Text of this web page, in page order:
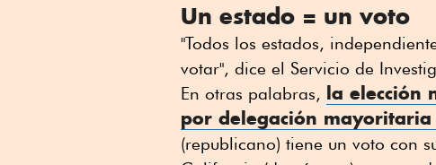
Un estado = un voto
"Todos los estados,
votar", dice el Servicio de
En otras palabras, la elección
por delegación mayoritaria
(republicano) tiene un voto con